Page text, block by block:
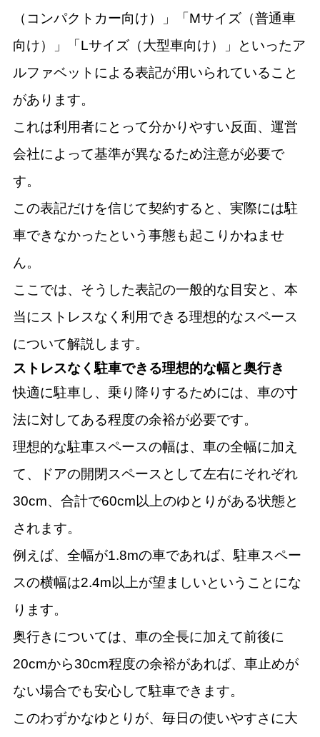
（コンパクトカー向け）」「Mサイズ（普通車
向け）」「Lサイズ（大型車向け）」といったア
ルファベットによる表記が用いられていること
があります。
これは利用者にとって分かりやすい反面、運営
会社によって基準が異なるため注意が必要で
す。
この表記だけを信じて契約すると、実際には駐
車できなかったという事態も起こりかねませ
ん。
ここでは、そうした表記の一般的な目安と、本
当にストレスなく利用できる理想的なスペース
について解説します。
ストレスなく駐車できる理想的な幅と奥行き
快適に駐車し、乗り降りするためには、車の寸
法に対してある程度の余裕が必要です。
理想的な駐車スペースの幅は、車の全幅に加え
て、ドアの開閉スペースとして左右にそれぞれ
30cm、合計で60cm以上のゆとりがある状態と
されます。
例えば、全幅が1.8mの車であれば、駐車スペー
スの横幅は2.4m以上が望ましいということにな
ります。
奥行きについては、車の全長に加えて前後に
20cmから30cm程度の余裕があれば、車止めが
ない場合でも安心して駐車できます。
このわずかなゆとりが、毎日の使いやすさに大